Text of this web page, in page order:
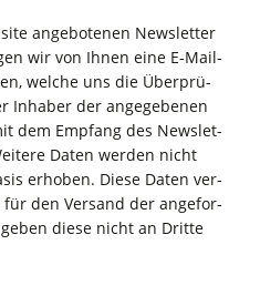
ange­bo­te­nen News­let­ter
wir von Ihnen eine E‑Mail-
wel­che uns die Über­prü­
Inha­ber der ange­ge­be­nen
dem Emp­fang des News­let­
Daten wer­den nicht
erho­ben. Die­se Daten ver­
den Ver­sand der ange­for­
die­se nicht an Drit­te